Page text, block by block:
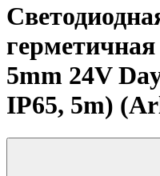
5mm 24V
IP65, 5m)